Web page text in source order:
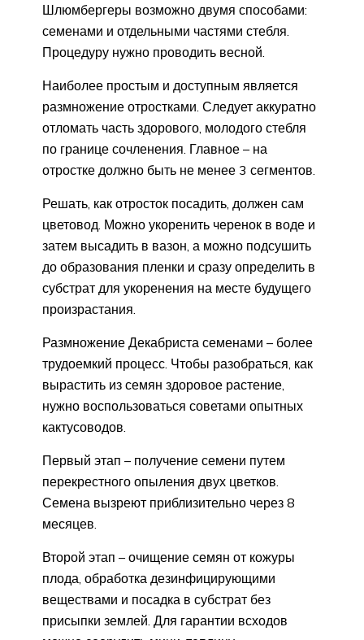
Шлюмбергеры возможно двумя способами:
семенами и отдельными частями стебля.
Процедуру нужно проводить весной.
Наиболее простым и доступным является
размножение отростками. Следует аккуратно
отломать часть здорового, молодого стебля
по границе сочленения. Главное – на
отростке должно быть не менее 3 сегментов.
Решать, как отросток посадить, должен сам
цветовод. Можно укоренить черенок в воде и
затем высадить в вазон, а можно подсушить
до образования пленки и сразу определить в
субстрат для укоренения на месте будущего
произрастания.
Размножение Декабриста семенами – более
трудоемкий процесс. Чтобы разобраться, как
вырастить из семян здоровое растение,
нужно воспользоваться советами опытных
кактусоводов.
Первый этап – получение семени путем
перекрестного опыления двух цветков.
Семена вызреют приблизительно через 8
месяцев.
Второй этап – очищение семян от кожуры
плода, обработка дезинфицирующими
веществами и посадка в субстрат без
присыпки землей. Для гарантии всходов